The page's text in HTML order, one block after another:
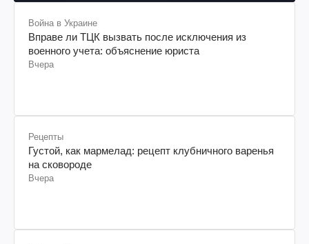
Война в Украине
Вправе ли ТЦК вызвать после исключения из
военного учета: объяснение юриста
Вчера
Рецепты
Густой, как мармелад: рецепт клубничного варенья
на сковороде
Вчера